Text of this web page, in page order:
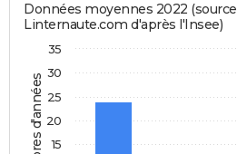
Données moyennes 2022 (source
Linternaute.com d'après l'Insee)
15
20
25
30
35